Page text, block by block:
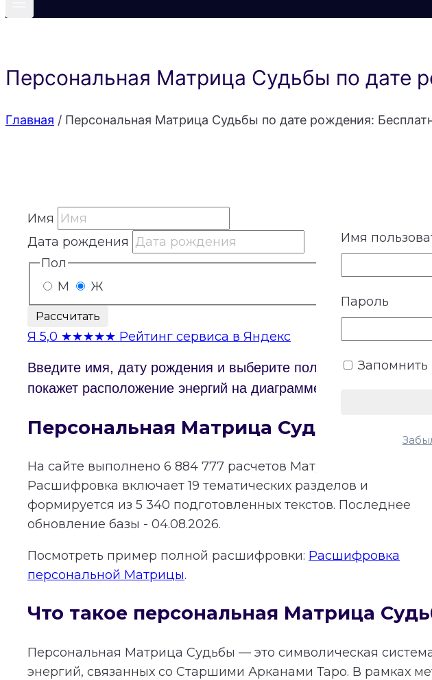
Персональная Матрица Судьбы по дате
Главная / Персональная Матрица Судьбы по дате рождения:
Имя
Дата рождения
Пол
М
Ж
Рассчитать
Я 5,0 ★★★★★ Рейтинг сервиса в Яндекс
Введите имя, дату рождения и выберите пол. Бесплатный
покажет расположение энергий на диаграмме и откроет
Персональная Матрица Судьбы онлайн
На сайте выполнено 6 884 777 расчетов Матрицы Судьбы.
Расшифровка включает19 тематических разделов и
формируется из 5 340 подготовленных текстов. Последнее
обновление базы - 04.08.2026.
Посмотреть пример полной расшифровки: Расшифровка
персональной Матрицы.
Что такое персональная Матрица
Персональная Матрица Судьбы — это символическая
энергий, связанных со Старшими Арканами Таро. В рамках
Имя
Пароль
Запомнить